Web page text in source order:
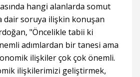
hangi alanlarda somut
dair soruya ilişkin konuşan
"Öncelikle tabii ki
adımlardan bir tanesi ama
ilişkiler çok çok önemli.
ilişkilerimizi geliştirmek,